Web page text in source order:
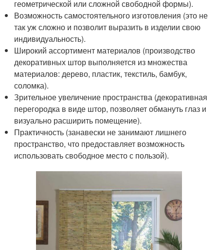
геометрической или сложной свободной формы).
Возможность самостоятельного изготовления (это не
так уж сложно и позволит выразить в изделии свою
индивидуальность).
Широкий ассортимент материалов (производство
декоративных штор выполняется из множества
материалов: дерево, пластик, текстиль, бамбук,
соломка).
Зрительное увеличение пространства (декоративная
перегородка в виде штор, позволяет обмануть глаз и
визуально расширить помещение).
Практичность (занавески не занимают лишнего
пространство, что предоставляет возможность
использовать свободное место с пользой).